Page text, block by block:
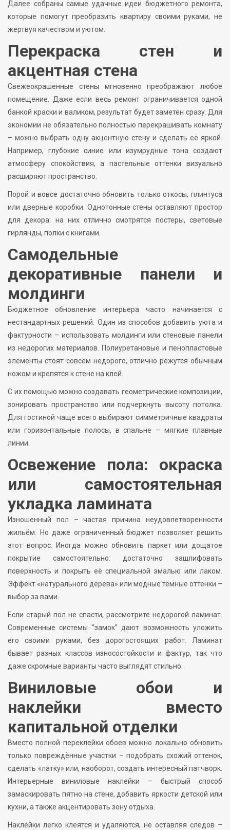
Далее собраны самые удачные идеи бюджетного ремонта,
которые помогут преобразить квартиру своими руками, не
жертвуя качеством и уютом.
Перекраска стен и
акцентная стена
Свежеокрашенные стены мгновенно преображают любое
помещение. Даже если весь ремонт ограничивается одной
банкой краски и валиком, результат будет заметен сразу. Для
экономии не обязательно полностью перекрашивать комнату
– можно выбрать одну акцентную стену и сделать её яркой.
Например, глубокие синие или изумрудные тона создают
атмосферу спокойствия, а пастельные оттенки визуально
расширяют пространство.
Порой и вовсе достаточно обновить только откосы, плинтуса
или дверные коробки. Однотонные стены оставляют простор
для декора: на них отлично смотрятся постеры, световые
гирлянды, полки с книгами.
Самодельные
декоративные панели и
молдинги
Бюджетное обновление интерьера часто начинается с
нестандартных решений. Один из способов добавить уюта и
фактурности – использовать молдинги или стеновые панели
из недорогих материалов. Полиуретановые и пенопластовые
элементы стоят совсем недорого, отлично режутся обычным
ножом и крепятся к стене на клей.
С их помощью можно создавать геометрические композиции,
зонировать пространство или подчеркнуть высоту потолка.
Для гостиной чаще всего выбирают симметричные квадраты
или горизонтальные полосы, в спальне – мягкие плавные
линии.
Освежение пола: окраска
или самостоятельная
укладка ламината
Изношенный пол – частая причина неудовлетворенности
жильём. Но даже ограниченный бюджет позволяет решить
этот вопрос. Иногда можно обновить паркет или дощатое
покрытие самостоятельно: достаточно зашлифовать
поверхность и покрыть её специальной эмалью или лаком.
Эффект «натурального дерева» или модные тёмные оттенки –
выбор за вами.
Если старый пол не спасти, рассмотрите недорогой ламинат.
Современные системы “замок” дают возможность уложить
его своими руками, без дорогостоящих работ. Ламинат
бывает разных классов износостойкости и фактур, так что
даже скромные варианты часто выглядят стильно.
Виниловые обои и
наклейки вместо
капитальной отделки
Вместо полной переклейки обоев можно локально обновить
только повреждённые участки – подобрать схожий оттенок,
сделать «латку» или, наоборот, создать интересный патчворк.
Интерьерные виниловые наклейки – быстрый способ
замаскировать пятно на стене, добавить яркости детской или
кухни, а также акцентировать зону отдыха.
Наклейки легко клеятся и удаляются, не оставляя следов –